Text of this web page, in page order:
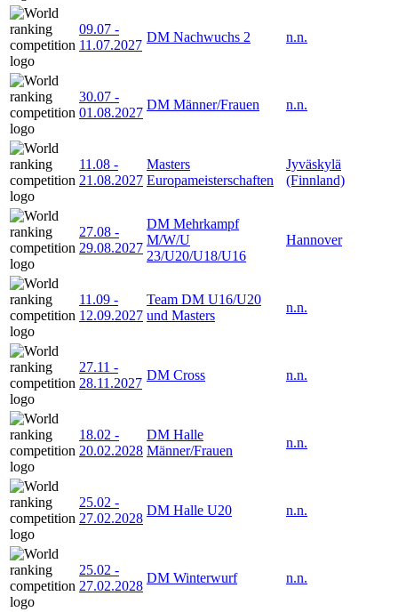
09.07 -
11.07.2027
DM Nachwuchs 2 n.n.
30.07 -
01.08.2027
DM Männer/Frauen n.n.
11.08 -
21.08.2027
Masters
Europameisterschaften
Jyväskylä
(Finnland)
27.08 -
29.08.2027
DM Mehrkampf
M/W/U
23/U20/U18/U16
Hannover
11.09 -
12.09.2027
Team DM U16/U20
und Masters
n.n.
27.11 -
28.11.2027
DM Cross n.n.
18.02 -
20.02.2028
DM Halle
Männer/Frauen
n.n.
25.02 -
27.02.2028
DM Halle U20 n.n.
25.02 -
27.02.2028
DM Winterwurf n.n.